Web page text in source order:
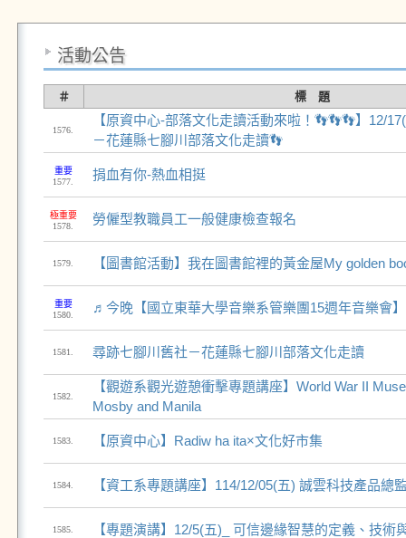
活動公告
＃ 標 題
1576.
【原資中心-部落文化走讀活動來啦！👣👣👣】12/
－花蓮縣七腳川部落文化走讀👣
重要
1577.
捐血有你-熱血相挺
極重要
1578.
勞僱型教職員工一般健康檢查報名
1579. 【圖書館活動】我在圖書館裡的黃金屋My golden
重要
1580.
♬今晚【國立東華大學音樂系管樂團15週年音樂會】
1581. 尋跡七腳川舊社－花蓮縣七腳川部落文化走讀
1582.
【觀遊系觀光遊憩衝擊專題講座】World War II
Mosby and Manila
1583. 【原資中心】Radiw ha ita×文化好市集
1584. 【資工系專題講座】114/12/05(五) 誠雲科技產品總
1585. 【專題演講】12/5(五)_ 可信邊緣智慧的定義、技術